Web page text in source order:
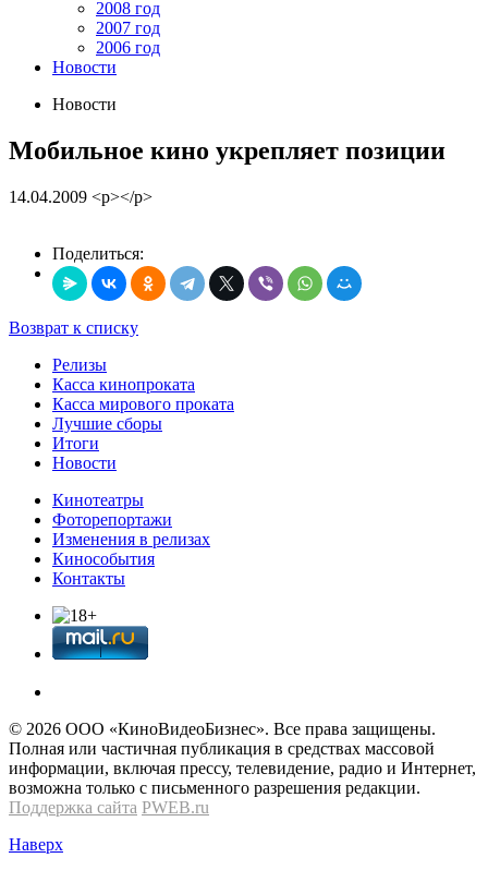
2008 год
2007 год
2006 год
Новости
Новости
Мобильное кино укрепляет позиции
14.04.2009 <p></p>
Поделиться:
Возврат к списку
Релизы
Касса кинопроката
Касса мирового проката
Лучшие сборы
Итоги
Новости
Кинотеатры
Фоторепортажи
Изменения в релизах
Кинособытия
Контакты
© 2026 OOО «КиноВидеоБизнес». Все права защищены.
Полная или частичная публикация в средствах массовой
информации, включая прессу, телевидение, радио и Интернет,
возможна только с письменного разрешения редакции.
Поддержка сайта PWEB.ru
Наверх